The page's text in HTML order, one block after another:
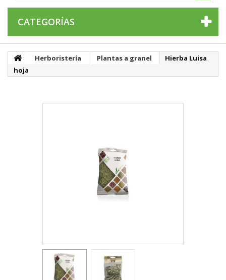
CATEGORÍAS
Herboristería Plantas a granel
Hierba Luisa
hoja